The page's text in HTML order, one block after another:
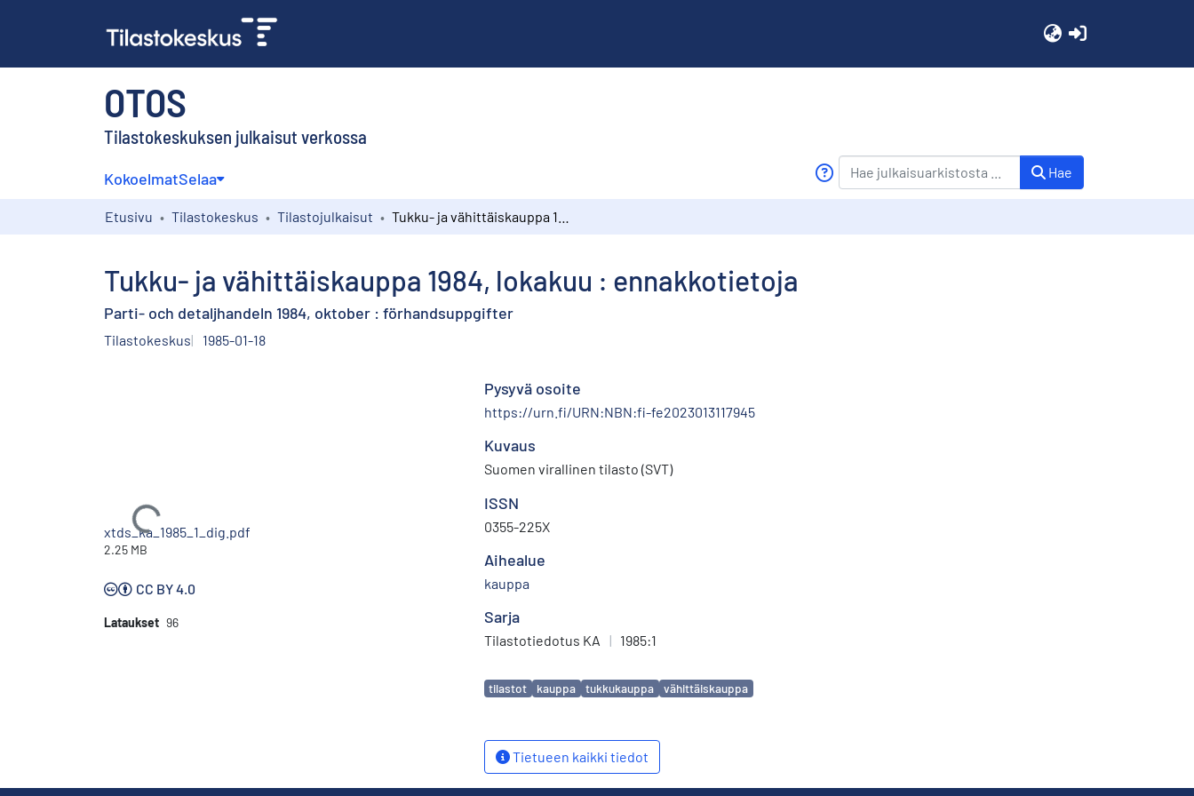
OTOS
Tilastokeskuksen julkaisut verkossa
KokoelmatSelaa Hae
Etusivu Tilastokeskus Tilastojulkaisut
Tukku- ja vähittäiskauppa 1984, lokakuu : ennakkotietoja
Parti- och detaljhandeln 1984, oktober : förhandsuppgifter
Tilastokeskus 1985-01-18
Ladataan...
xtds_ka_1985_1_dig.pdf
2.25 MB
CC BY 4.0
Lataukset 96
Pysyvä osoite
https://urn.fi/URN:NBN:fi-fe2023013117945
Kuvaus
Suomen virallinen tilasto (SVT)
ISSN
0355-225X
Aihealue
kauppa
Sarja
Tilastotiedotus KA | 1985:1
Avainsanat
tilastot kauppa tukkukauppa vähittäiskauppa
Tietueen kaikki tiedot